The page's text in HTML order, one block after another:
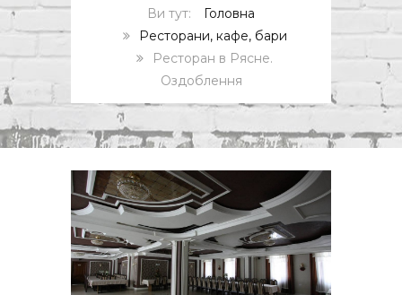
Головна
Ресторани, кафе, бари
Ресторан в Рясне.
Оздоблення